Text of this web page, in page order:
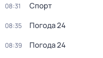
08:31 Спорт
08:35 Погода 24
08:39 Погода 24